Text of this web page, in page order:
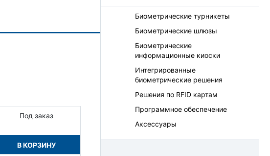
Под заказ
В КОРЗИНУ
Биометрические турникеты
Биометрические шлюзы
Биометрические
информационные киоски
Интегрированные
биометрические решения
Решения по RFID картам
Программное обеспечение
Аксессуары